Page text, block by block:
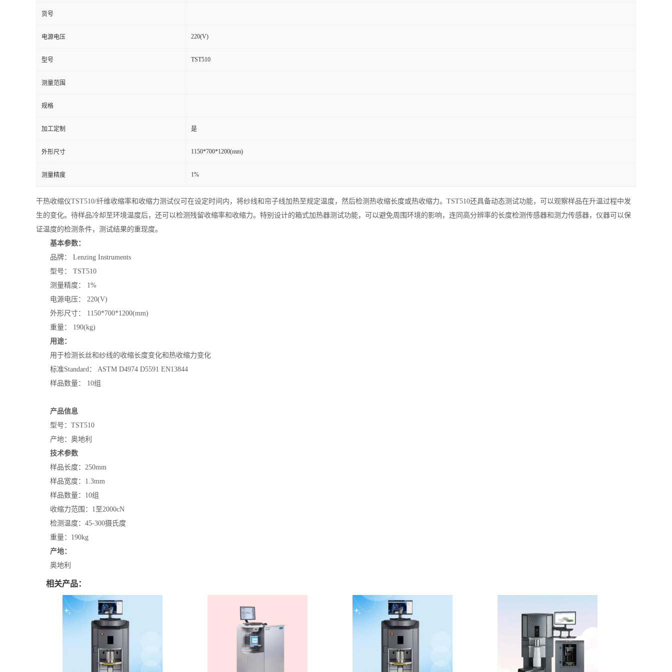
货号
电源电压 220(V)
型号 TST510
测量范围
规格
加工定制 是
外形尺寸 1150*700*1200(mm)
测量精度 1%
干热收缩仪TST510/纤维收缩率和收缩力测试仪可在设定时间内，将纱线和帘子线加热至规定温度，然后检测热收缩长度或热收缩力。TST510还具备动态测试功能，可以观察样品在升温过程中发
生的变化。待样品冷却至环境温度后，还可以检测残留收缩率和收缩力。特别设计的箱式加热器测试功能，可以避免周围环境的影响，连同高分辨率的长度检测传感器和测力传感器，仪器可以保
证温度的检测条件，测试结果的重现度。
基本参数：
品牌： Lenzing Instruments
型号： TST510
测量精度： 1%
电源电压： 220(V)
外形尺寸： 1150*700*1200(mm)
重量： 190(kg)
用途：
用于检测长丝和纱线的收缩长度变化和热收缩力变化
标准Standard： ASTM D4974 D5591 EN13844
样品数量： 10组
产品信息
型号：TST510
产地：奥地利
技术参数
样品长度：250mm
样品宽度：1.3mm
样品数量：10组
收缩力范围：1至2000cN
检测温度：45-300摄氏度
重量：190kg
产地：
奥地利
相关产品：